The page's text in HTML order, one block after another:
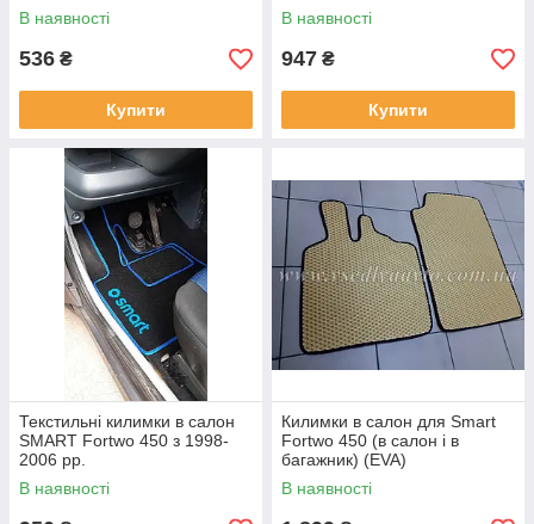
В наявності
536 ₴
Купити
В наявності
947 ₴
Купити
Текстильні килимки в салон
SMART Fortwo 450 з 1998-
2006 рр.
В наявності
Килимки в салон для Smart
Fortwo 450 (в салон і в
багажник) (EVA)
В наявності